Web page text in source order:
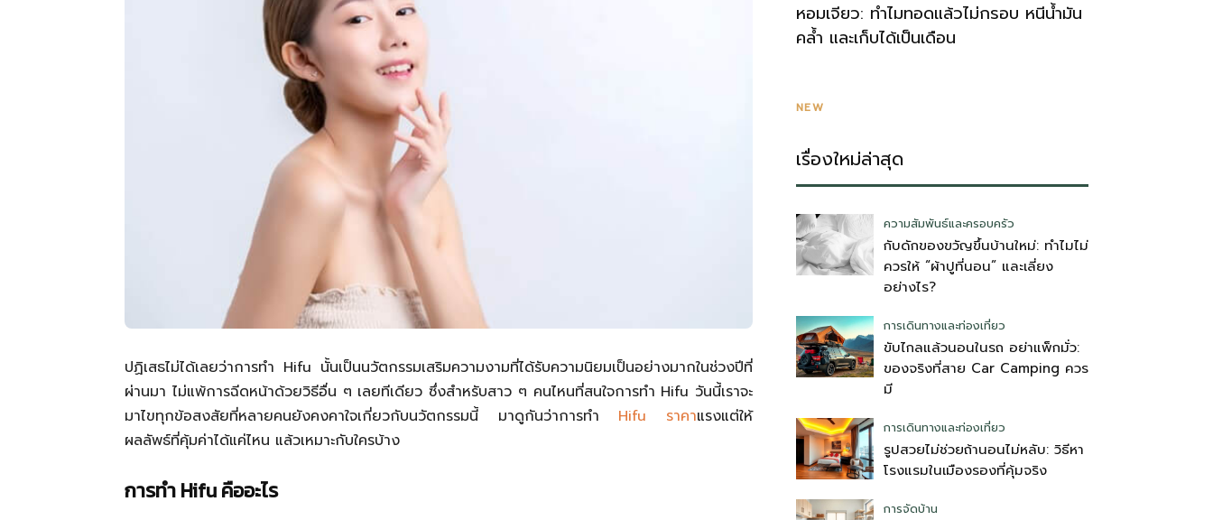
ปฏิเสธไม่ได้เลยว่าการทำ Hifu นั้นเป็นนวัตกรรมเสริมความงามที่ได้รับความนิยมเป็นอย่างมากในช่วงปีที่
ผ่านมา ไม่แพ้การฉีดหน้าด้วยวิธีอื่น ๆ เลยทีเดียว ซึ่งสำหรับสาว ๆ คนไหนที่สนใจการทำ Hifu วันนี้เราจะ
มาไขทุกข้อสงสัยที่หลายคนยังคงคาใจเกี่ยวกับนวัตกรรมนี้ มาดูกันว่าการทำ
Hifu ราคาแรงแต่ให้
ผลลัพธ์ที่คุ้มค่าได้แค่ไหน แล้วเหมาะกับใครบ้าง
การทำ Hifu คืออะไร
หอมเจียว: ทำไมทอดแล้วไม่กรอบ หนีน้ำมัน
คล้ำ และเก็บได้เป็นเดือน
NEW
เรื่องใหม่ล่าสุด
ความสัมพันธ์และครอบครัว
กับดักของขวัญขึ้นบ้านใหม่: ทำไมไม่
ควรให้ “ผ้าปูที่นอน” และเลี่ยง
อย่างไร?
การเดินทางและท่องเที่ยว
ขับไกลแล้วนอนในรถ อย่าแพ็กมั่ว:
ของจริงที่สาย Car Camping ควร
มี
การเดินทางและท่องเที่ยว
รูปสวยไม่ช่วยถ้านอนไม่หลับ: วิธีหา
โรงแรมในเมืองรองที่คุ้มจริง
การจัดบ้าน